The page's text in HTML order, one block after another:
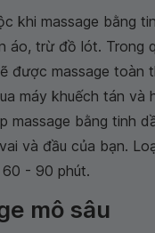
khi massage bằng
áo, trừ đồ lót. Trong
được massage toàn
máy khuếch tán và
massage bằng tinh
và đầu của bạn.
- 90 phút.
mô sâu